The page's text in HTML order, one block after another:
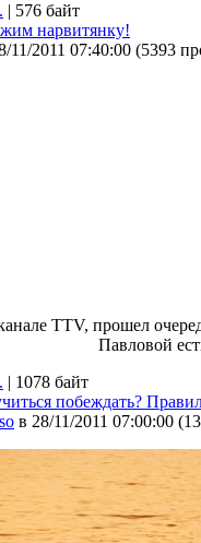
| 576 байт
нарвитянку!
11/2011 07:40:00 (5393
TTV, прошел
Павловой
| 1078 байт
побеждать?
в 28/11/2011 07:00:00 (